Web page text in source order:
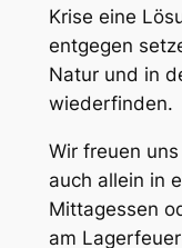
Krise eine
entgegen
Natur und in
wiederfinden.
Wir freuen
auch allein in
Mittagessen
am